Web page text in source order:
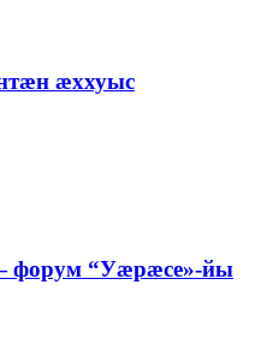
æххуыс
“Уæрæсе»-йы